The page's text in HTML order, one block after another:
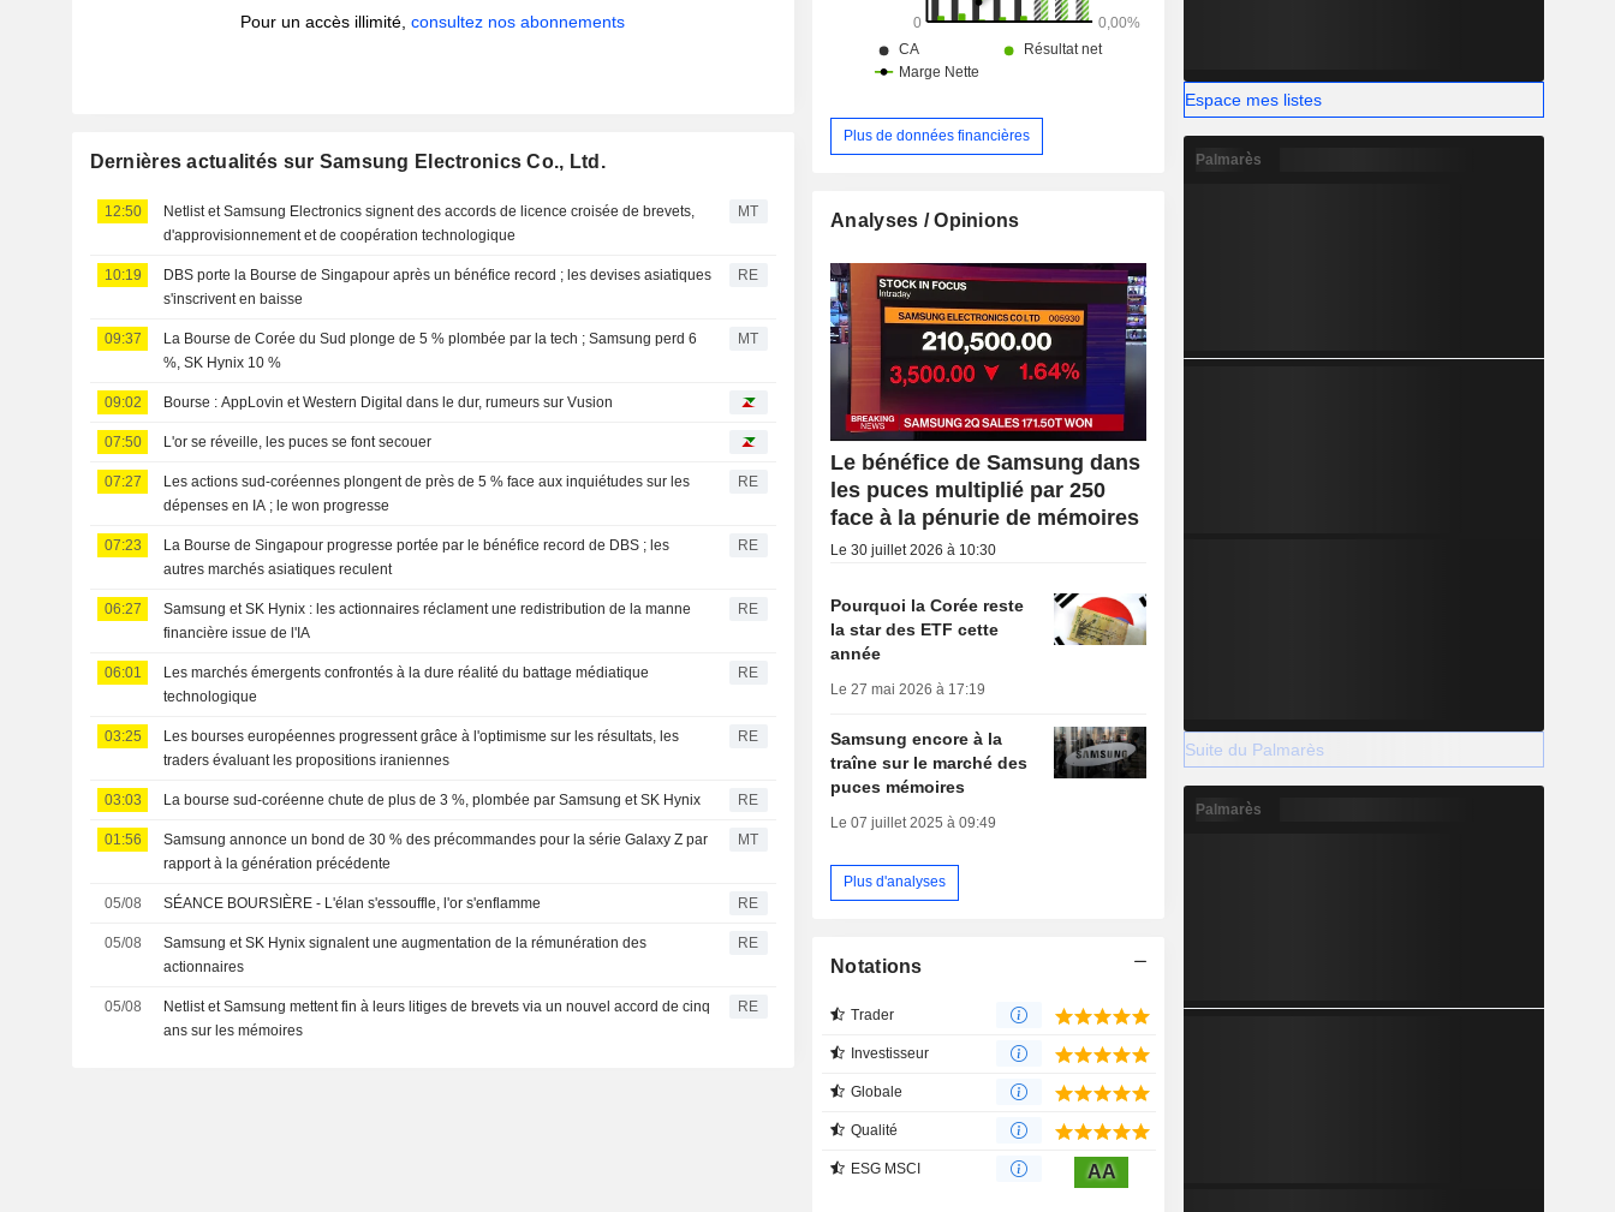
Pour un accès illimité,consultez nos abonnements
Dernières actualités sur Samsung Electronics Co., Ltd.
12:50
Netlist et Samsung Electronics signent des accords de licence croisée de brevets,
d'approvisionnement et de coopération technologique
MT
10:19
DBS porte la Bourse de Singapour après un bénéfice record ; les devises asiatiques
s'inscrivent en baisse
RE
09:37
La Bourse de Corée du Sud plonge de 5 % plombée par la tech ; Samsung perd 6
%, SK Hynix 10 %
MT
09:02 Bourse : AppLovin et Western Digital dans le dur, rumeurs sur Vusion
07:50 L'or se réveille, les puces se font secouer
07:27
Les actions sud-coréennes plongent de près de 5 % face aux inquiétudes sur les
dépenses en IA ; le won progresse
RE
07:23
La Bourse de Singapour progresse portée par le bénéfice record de DBS ; les
autres marchés asiatiques reculent
RE
06:27
Samsung et SK Hynix : les actionnaires réclament une redistribution de la manne
financière issue de l'IA
RE
06:01
Les marchés émergents confrontés à la dure réalité du battage médiatique
technologique
RE
03:25
Les bourses européennes progressent grâce à l'optimisme sur les résultats, les
traders évaluant les propositions iraniennes
RE
03:03 La bourse sud-coréenne chute de plus de 3 %, plombée par Samsung et SK Hynix RE
01:56
Samsung annonce un bond de 30 % des précommandes pour la série Galaxy Z par
rapport à la génération précédente
MT
05/08 SÉANCE BOURSIÈRE - L'élan s'essouffle, l'or s'enflamme RE
05/08
Samsung et SK Hynix signalent une augmentation de la rémunération des
actionnaires
RE
05/08
Netlist et Samsung mettent fin à leurs litiges de brevets via un nouvel accord de cinq
ans sur les mémoires
RE
Plus de données financières
Analyses / Opinions
Le bénéfice de Samsung dans
les puces multiplié par 250
face à la pénurie de mémoires
Le 30 juillet 2026 à 10:30
Pourquoi la Corée reste
la star des ETF cette
année
Le 27 mai 2026 à 17:19
Samsung encore à la
traîne sur le marché des
puces mémoires
Le 07 juillet 2025 à 09:49
Plus d'analyses
Notations
Trader
Investisseur
Globale
Qualité
ESG MSCI AA
Espace mes listes
Palmarès
Suite du Palmarès
Palmarès